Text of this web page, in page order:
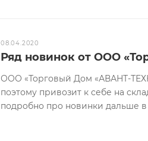
08.04.2020
Ряд новинок от ООО
ООО «Торговый Дом «АВАНТ-
поэтому привозит к себе на
подробно про новинки дальше в